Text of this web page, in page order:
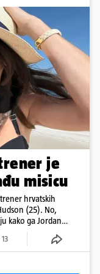
je
misicu
trener hrvatskih
(25). No,
kako ga Jordan
13